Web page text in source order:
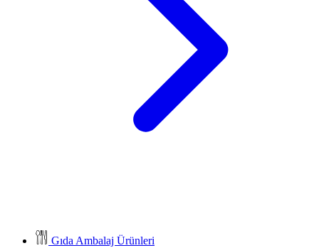
Gıda Ambalaj Ürünleri